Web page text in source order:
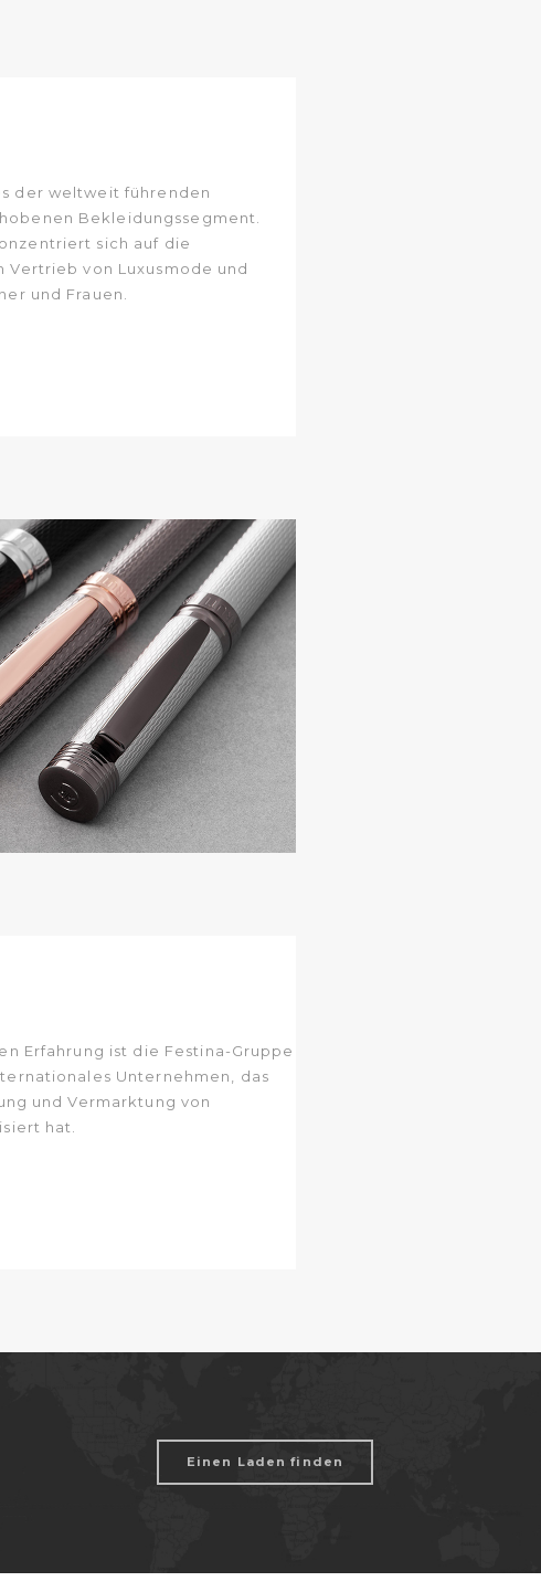
der weltweit führenden
Bekleidungssegment.
sich auf die
Vertrieb von Luxusmode und
und Frauen.
Erfahrung ist die Festina-Gruppe
Unternehmen, das
und Vermarktung von
hat.
Einen Laden finden